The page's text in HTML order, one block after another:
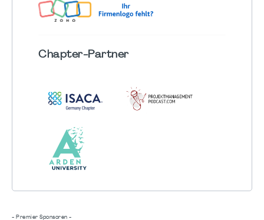
Chapter-Partner
- Premier Sponsoren -